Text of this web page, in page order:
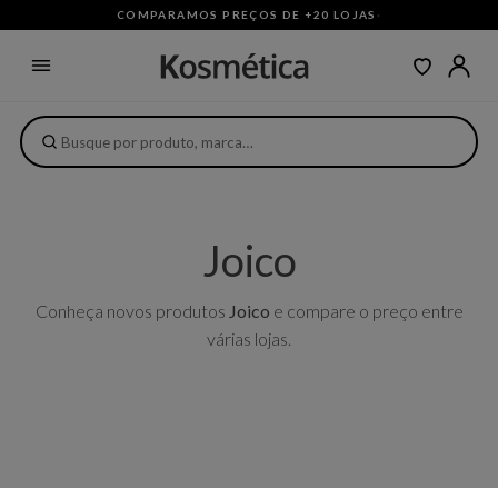
COMPARAMOS PREÇOS DE +20 LOJAS ·
Joico
Conheça novos produtos Joico e compare o preço entre
várias lojas.